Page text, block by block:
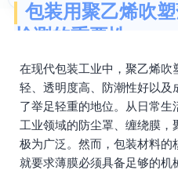
包装用聚乙烯吹
检测的重要性
在现代包装工业中，聚乙烯吹
轻、透明度高、防潮性好以及
了举足轻重的地位。从日常生
工业领域的防尘罩、缠绕膜
极为广泛。然而，包装材料的
就要求薄膜必须具备足够的机